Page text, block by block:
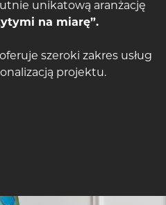
unikatową aranżację
na miarę”.
szeroki zakres usług
projektu.